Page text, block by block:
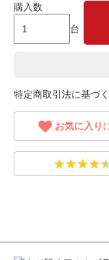
購入数
台
特定商取引法に基づ
お気に入り